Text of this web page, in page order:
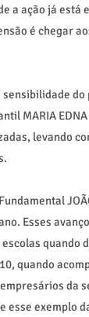
a ação já
é chegar
MARIA
levando
Esses
quando
quando
da
esse exemplo